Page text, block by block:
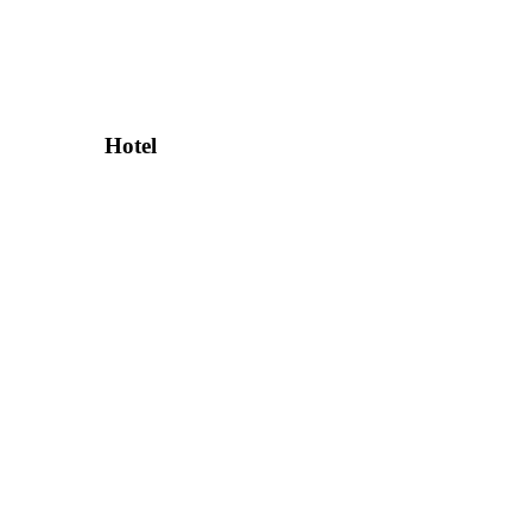
Hotel